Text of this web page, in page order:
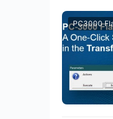
PC3000